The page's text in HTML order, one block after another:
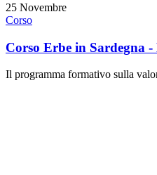
25 Novembre
Corso
Corso Erbe in Sardegna -
Il programma formativo sulla